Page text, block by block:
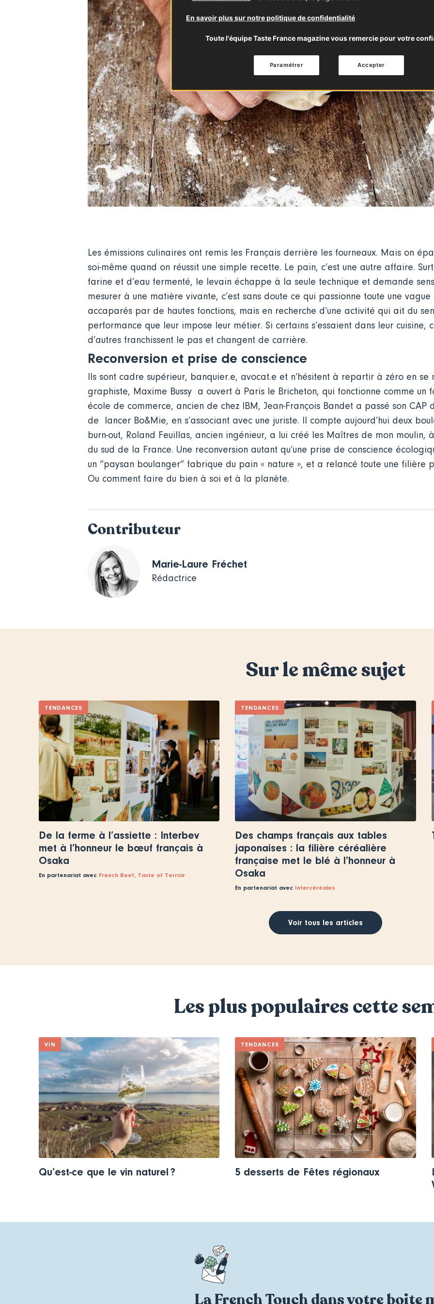
Les émissions culinaires ont remis les Français derrière les fourneaux. Mais on
soi-même quand on réussit une simple recette. Le pain, c’est une autre affaire.
farine et d’eau fermenté, le levain échappe à la seule technique et demande
mesurer à une matière vivante, c’est sans doute ce qui passionne toute une
accaparés par de hautes fonctions, mais en recherche d’une activité qui ait du
performance que leur impose leur métier. Si certains s’essaient dans leur cuisine,
d’autres franchissent le pas et changent de carrière.
Reconversion et prise de conscience
Ils sont cadre supérieur, banquier.e, avocat.e et n’hésitent à repartir à zéro en
graphiste, Maxime Bussy a ouvert à Paris le Bricheton, qui fonctionne comme un
école de commerce, ancien de chez IBM, Jean-François Bandet a passé son
de lancer Bo&Mie, en s’associant avec une juriste. Il compte aujourd’hui deux
burn-out, Roland Feuillas, ancien ingénieur, a lui créé les Maîtres de mon moulin,
du sud de la France. Une reconversion autant qu’une prise de conscience
un “paysan boulanger” fabrique du pain « nature », et a relancé toute une filière
Ou comment faire du bien à soi et à la planète.
Contributeur
Marie-Laure Fréchet
Rédactrice
Sur le même sujet
TENDANCES
De la ferme à l’assiette : Interbev
met à l’honneur le bœuf français à
Osaka
En partenariat avec French Beef, Taste of Terroir
TENDANCES
Des champs français aux tables
japonaises : la filière céréalière
française met le blé à l’honneur à
Osaka
En partenariat avec Intercéréales
Voir tous les articles
Les plus populaires cette
VIN
Qu’est-ce que le vin naturel ?
TENDANCES
5 desserts de Fêtes régionaux
La French Touch dans votre boite
En savoir plus sur notre politique de confidentialité
Toute l'équipe Taste France magazine vous remercie pour votre
Accepter
Paramétrer